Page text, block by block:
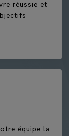
réussie et
équipe la